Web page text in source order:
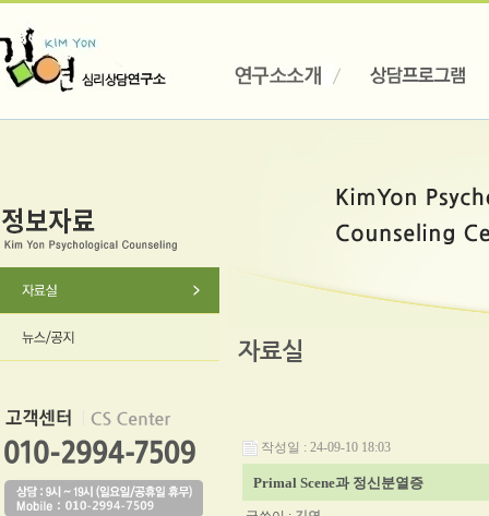
자료실
작성일 : 24-09-10 18:03
Primal Scene과 정신분열증